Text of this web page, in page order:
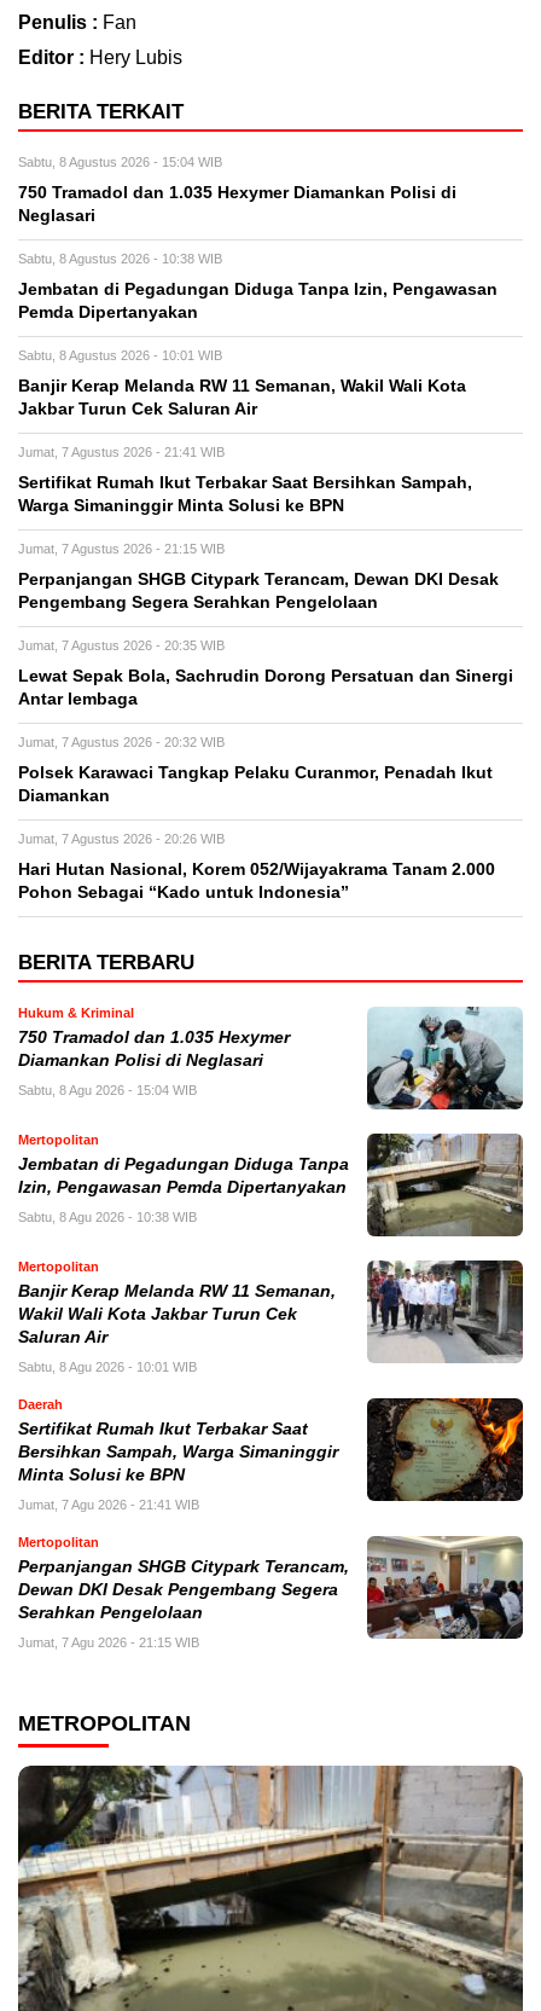
Penulis : Fan
Editor : Hery Lubis
BERITA TERKAIT
Sabtu, 8 Agustus 2026 - 15:04 WIB
750 Tramadol dan 1.035 Hexymer Diamankan Polisi di
Neglasari
Sabtu, 8 Agustus 2026 - 10:38 WIB
Jembatan di Pegadungan Diduga Tanpa Izin, Pengawasan
Pemda Dipertanyakan
Sabtu, 8 Agustus 2026 - 10:01 WIB
Banjir Kerap Melanda RW 11 Semanan, Wakil Wali Kota
Jakbar Turun Cek Saluran Air
Jumat, 7 Agustus 2026 - 21:41 WIB
Sertifikat Rumah Ikut Terbakar Saat Bersihkan Sampah,
Warga Simaninggir Minta Solusi ke BPN
Jumat, 7 Agustus 2026 - 21:15 WIB
Perpanjangan SHGB Citypark Terancam, Dewan DKI Desak
Pengembang Segera Serahkan Pengelolaan
Jumat, 7 Agustus 2026 - 20:35 WIB
Lewat Sepak Bola, Sachrudin Dorong Persatuan dan Sinergi
Antar lembaga
Jumat, 7 Agustus 2026 - 20:32 WIB
Polsek Karawaci Tangkap Pelaku Curanmor, Penadah Ikut
Diamankan
Jumat, 7 Agustus 2026 - 20:26 WIB
Hari Hutan Nasional, Korem 052/Wijayakrama Tanam 2.000
Pohon Sebagai “Kado untuk Indonesia”
BERITA TERBARU
Hukum & Kriminal
750 Tramadol dan 1.035 Hexymer
Diamankan Polisi di Neglasari
Sabtu, 8 Agu 2026 - 15:04 WIB
Mertopolitan
Jembatan di Pegadungan Diduga Tanpa
Izin, Pengawasan Pemda Dipertanyakan
Sabtu, 8 Agu 2026 - 10:38 WIB
Mertopolitan
Banjir Kerap Melanda RW 11 Semanan,
Wakil Wali Kota Jakbar Turun Cek
Saluran Air
Sabtu, 8 Agu 2026 - 10:01 WIB
Daerah
Sertifikat Rumah Ikut Terbakar Saat
Bersihkan Sampah, Warga Simaninggir
Minta Solusi ke BPN
Jumat, 7 Agu 2026 - 21:41 WIB
Mertopolitan
Perpanjangan SHGB Citypark Terancam,
Dewan DKI Desak Pengembang Segera
Serahkan Pengelolaan
Jumat, 7 Agu 2026 - 21:15 WIB
METROPOLITAN